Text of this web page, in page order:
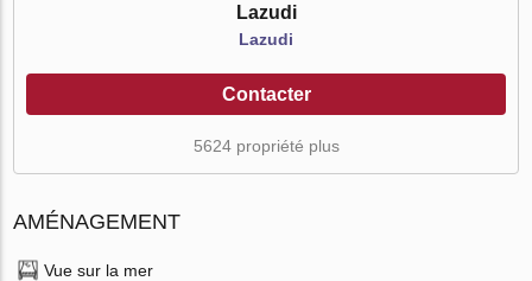
Lazudi
Lazudi
Contacter
5624 propriété plus
AMÉNAGEMENT
Vue sur la mer